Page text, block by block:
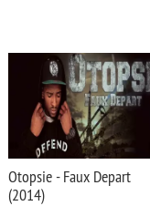
Otopsie - Faux Depart
(2014)